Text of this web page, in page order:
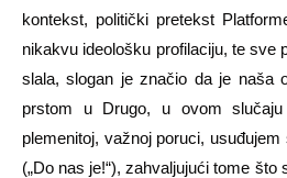
kontekst, politički pretekst
nikakvu ideološku profilaciju, te sve
slala, slogan je značio da je naša
prstom u Drugo, u ovom
plemenitoj, važnoj poruci,
(„Do nas je!“), zahvaljujući tome što